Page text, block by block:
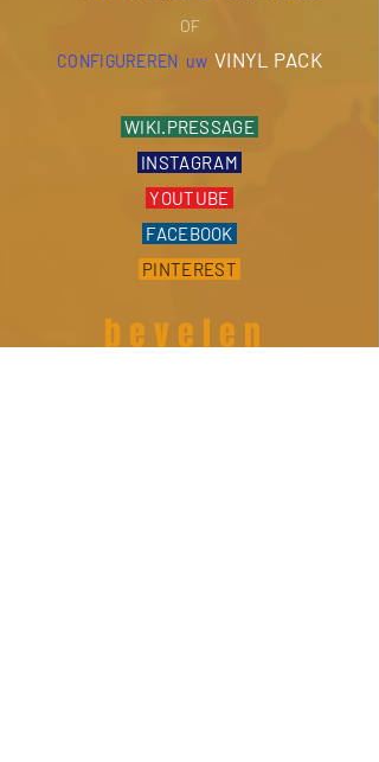
OF
CONFIGUREREN uw VINYL PACK
WIKI.PRESSAGE
INSTAGRAM
YOUTUBE
FACEBOOK
PINTEREST
bevelen